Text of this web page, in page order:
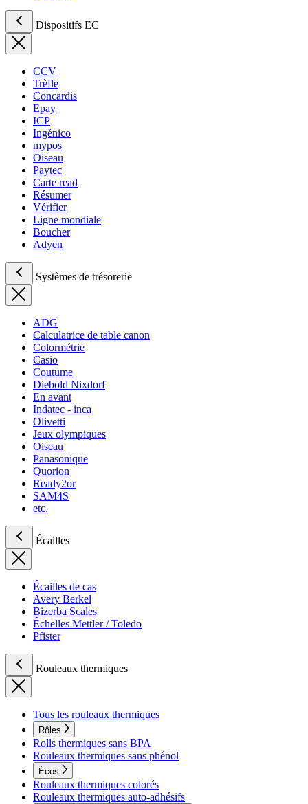
Dispositifs EC
CCV
Trèfle
Concardis
Epay
ICP
Ingénico
mypos
Oiseau
Paytec
Carte read
Résumer
Vérifier
Ligne mondiale
Boucher
Adyen
Systèmes de trésorerie
ADG
Calculatrice de table canon
Colormétrie
Casio
Coutume
Diebold Nixdorf
En avant
Indatec - inca
Olivetti
Jeux olympiques
Oiseau
Panasonique
Quorion
Ready2or
SAM4S
etc.
Écailles
Écailles de cas
Avery Berkel
Bizerba Scales
Échelles Mettler / Toledo
Pfister
Rouleaux thermiques
Tous les rouleaux thermiques
Rôles
Rolls thermiques sans BPA
Rouleaux thermiques sans phénol
Écos
Rouleaux thermiques colorés
Rouleaux thermiques auto-adhésifs